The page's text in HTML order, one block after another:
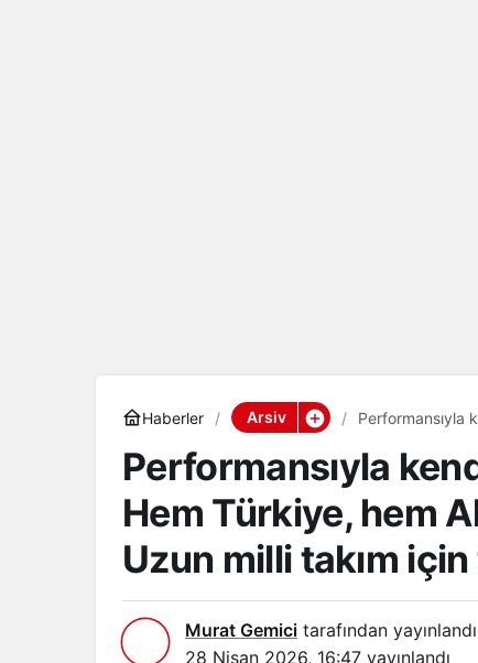
Haberler Arsiv
Performansıyla
Performansıyla
Hem Türkiye, hem
Uzun milli takım
Murat Gemici tarafından yayınlandı
28 Nisan 2026, 16:47 yayınlandı